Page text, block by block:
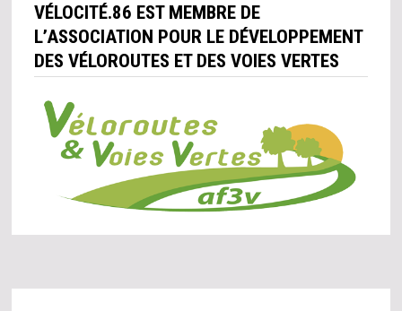
VÉLOCITÉ.86 EST MEMBRE DE
L’ASSOCIATION POUR LE DÉVELOPPEMENT
DES VÉLOROUTES ET DES VOIES VERTES